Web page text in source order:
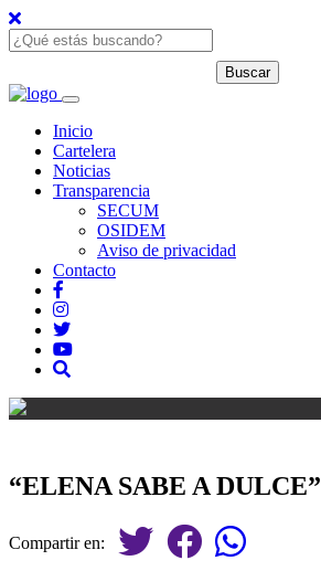
Inicio
Cartelera
Noticias
Transparencia
SECUM
OSIDEM
Aviso de privacidad
Contacto
“ELENA SABE A DULCE”
Compartir en: